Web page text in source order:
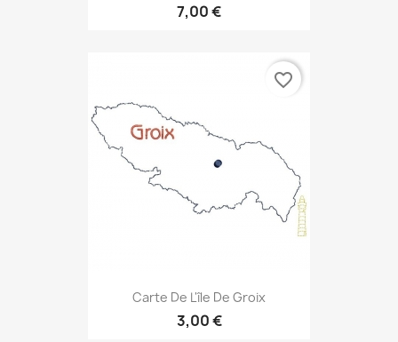
7,00 €
Carte De L'île De Groix
3,00 €
favorite_border